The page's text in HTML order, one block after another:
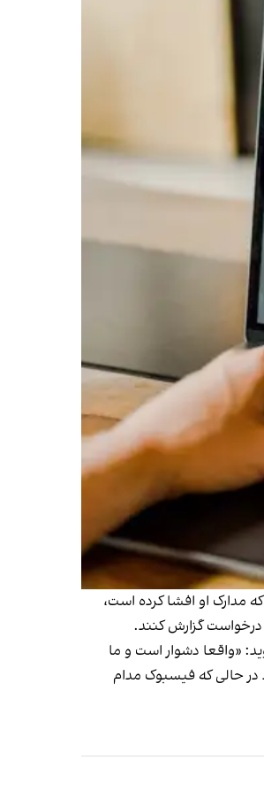
مدارک او افشا کرده است،
درخواست گزارش کنند.
«واقعا دشوار است و ما
در حالی که فیسبوک مدام